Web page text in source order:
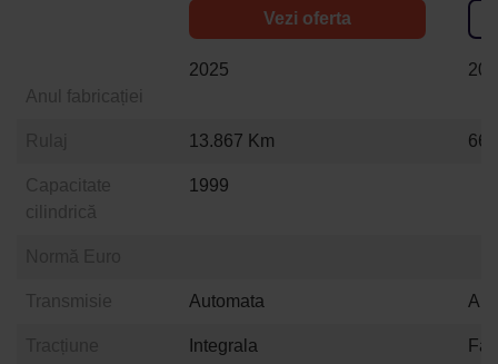
Anul fabricației
Capacitate
cilindrică
Transmisie
Vezi oferta
2025
13.867 Km
1999
Automata
Integrala